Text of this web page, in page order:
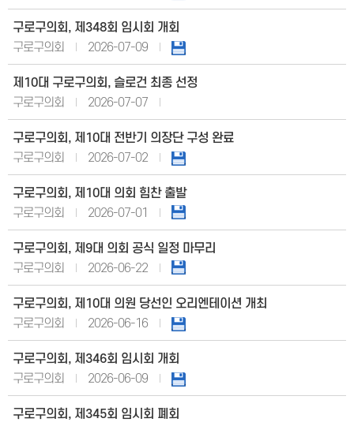
구로구의회, 제348회 임시회 개회
구로구의회
2026-07-09
제10대 구로구의회, 슬로건 최종 선정
구로구의회
2026-07-07
구로구의회, 제10대 전반기 의장단 구성 완료
구로구의회
2026-07-02
구로구의회, 제10대 의회 힘찬 출발
구로구의회
2026-07-01
구로구의회, 제9대 의회 공식 일정 마무리
구로구의회
2026-06-22
구로구의회, 제10대 의원 당선인 오리엔테이션 개최
구로구의회
2026-06-16
구로구의회, 제346회 임시회 개회
구로구의회
2026-06-09
구로구의회, 제345회 임시회 폐회